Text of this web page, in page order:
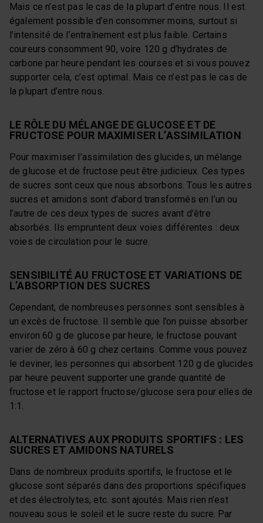
Mais ce n’est pas le cas de la plupart d’entre nous. Il est
également possible d’en consommer moins, surtout si
l’intensité de l’entraînement est plus faible. Certains
coureurs consomment 90, voire 120 g d’hydrates de
carbone par heure pendant les courses et si vous pouvez
supporter cela, c’est optimal. Mais ce n’est pas le cas de
la plupart d’entre nous.
LE RÔLE DU MÉLANGE DE GLUCOSE ET DE
FRUCTOSE POUR MAXIMISER L’ASSIMILATION
Pour maximiser l’assimilation des glucides, un mélange
de glucose et de fructose peut être judicieux. Ces types
de sucres sont ceux que nous absorbons. Tous les autres
sucres et amidons sont d’abord transformés en l’un ou
l’autre de ces deux types de sucres avant d’être
absorbés. Ils empruntent deux voies différentes : deux
voies de circulation pour le sucre.
SENSIBILITÉ AU FRUCTOSE ET VARIATIONS DE
L’ABSORPTION DES SUCRES
Cependant, de nombreuses personnes sont sensibles à
un excès de fructose. Il semble que l’on puisse absorber
environ 60 g de glucose par heure, le fructose pouvant
varier de zéro à 60 g chez certains. Comme vous pouvez
le deviner, les personnes qui absorbent 120 g de glucides
par heure peuvent supporter une grande quantité de
fructose et le rapport fructose/glucose sera pour elles de
1:1.
ALTERNATIVES AUX PRODUITS SPORTIFS : LES
SUCRES ET AMIDONS NATURELS
Dans de nombreux produits sportifs, le fructose et le
glucose sont séparés dans des proportions spécifiques
et des électrolytes, etc. sont ajoutés. Mais rien n’est
nouveau sous le soleil et le sucre reste du sucre. Par